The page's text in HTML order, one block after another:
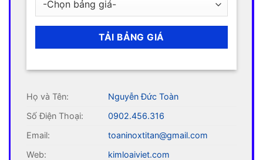
Họ và Tên:
Nguyễn Đức Toàn
Số Điện Thoại:
0902.456.316
Email:
toaninoxtitan@gmail.com
Web:
kimloaiviet.com